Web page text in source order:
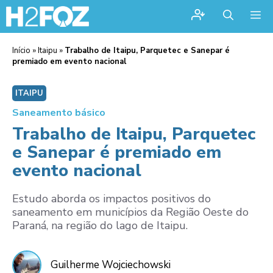
Início »Itaipu » Trabalho de Itaipu, Parquetec e Sanepar é
premiado em evento nacional
ITAIPU
Saneamento básico
Trabalho de Itaipu, Parquetec
e Sanepar é premiado em
evento nacional
Estudo aborda os impactos positivos do
saneamento em municípios da Região Oeste do
Paraná, na região do lago de Itaipu.
Guilherme Wojciechowski